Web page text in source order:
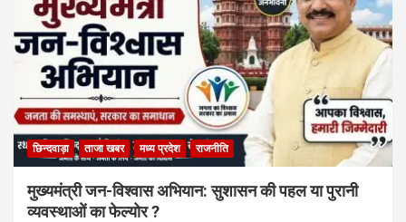
छिन्दवाड़ा ताजा खबर मध्य प्रदेश राजनीति
मुख्यमंत्री जन-विश्वास अभियान: सुशासन की पहल या पुरानी
व्यवस्थाओं का फेल्योर ?